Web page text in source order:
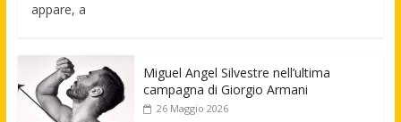
appare, a
Miguel Angel Silvestre nell’ultima
campagna di Giorgio Armani
26 Maggio 2026